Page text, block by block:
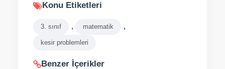
Konu Etiketleri
3. sınıf , matematik ,
kesir problemleri
Benzer İçerikler